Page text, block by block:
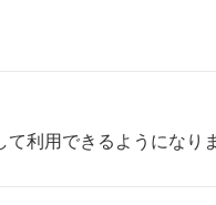
利用できるようになり